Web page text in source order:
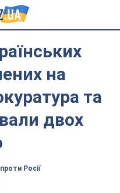
на
та
двох
Росії